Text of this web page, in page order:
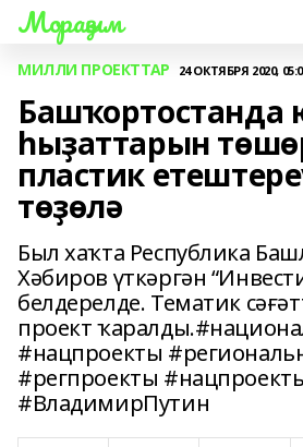
Мораҙым
МИЛЛИ ПРОЕКТТАР 24 ОКТЯБРЯ 2020,
Башҡортостанда
һыҙаттарын
пластик
төҙөлә
Был хаҡта Республика
Хәбиров үткәргән
белдерелде. Тематик
проект
#нацпроекты
#регпроекты
#ВладимирПутин